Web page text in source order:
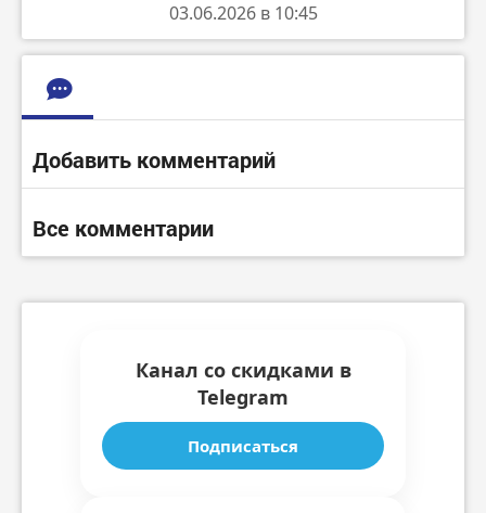
03.06.2026 в 10:45
Добавить комментарий
Все комментарии
Канал со скидками в
Telegram
Подписаться